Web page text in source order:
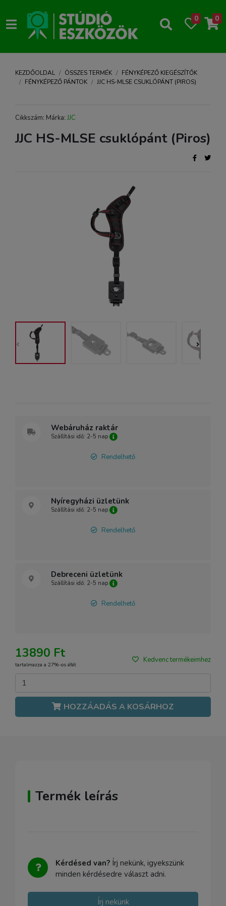
0 0
KEZDŐOLDAL ÖSSZES TERMÉK
FÉNYKÉPEZŐ KIEGÉSZÍTŐK
FÉNYKÉPEZŐ PÁNTOK
JJC HS-MLSE CSUKLÓPÁNT (PIROS)
Cikkszám: Márka: JJC
JJC HS-MLSE csuklópánt (Piros)
Webáruház raktár
Szállítási idő: 2-5 nap
Rendelhető
Nyíregyházi üzletünk
Szállítási idő: 2-5 nap
Rendelhető
Debreceni üzletünk
Szállítási idő: 2-5 nap
Rendelhető
13890 Ft
tartalmazza a 27%-os áfát
Kedvenc termékeimhez
HOZZÁADÁS A KOSÁRHOZ
Termék leírás
Kérdésed van? Írj nekünk, igyekszünk
minden kérdésedre választ adni.
Írj nekünk